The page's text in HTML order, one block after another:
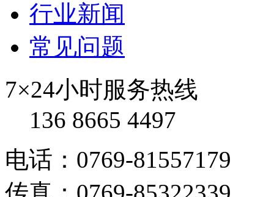
行业新闻
常见问题
7×24小时服务热线
136 8665 4497
电话：0769-81557179